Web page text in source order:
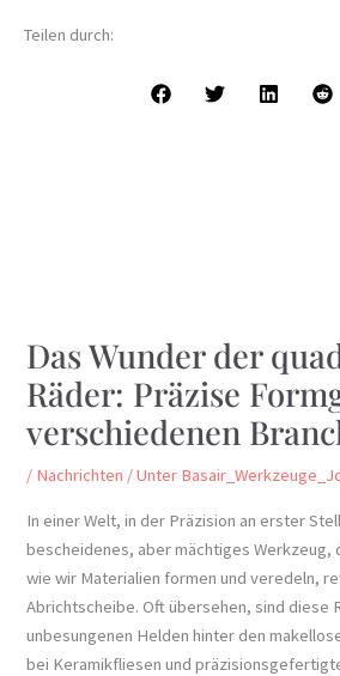
Teilen durch:
Das Wunder der
Räder: Präzise
verschiedenen
/ Nachrichten / Unter
In einer Welt, in der Präzision an erster
bescheidenes, aber mächtiges Werkzeug,
wie wir Materialien formen und veredeln,
Abrichtscheibe. Oft übersehen, sind diese
unbesungenen Helden hinter den
bei Keramikfliesen und